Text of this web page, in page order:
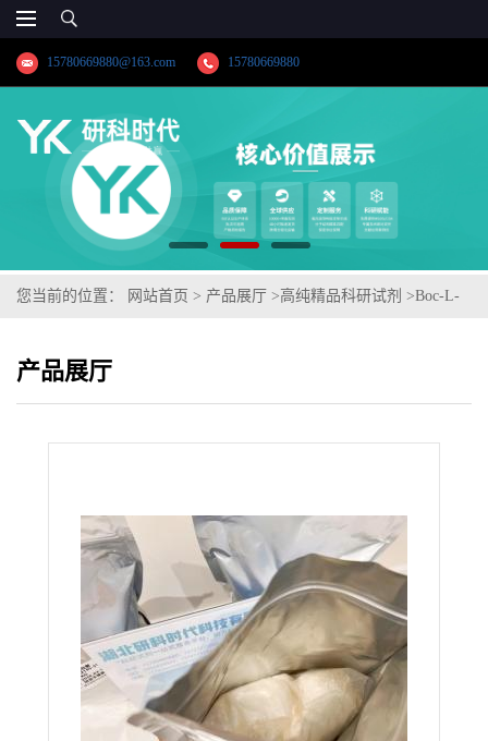
15780669880@163.com 15780669880
您当前的位置： 网站首页 > 产品展厅 >高纯精品科研试剂 >Boc-L-
产品展厅